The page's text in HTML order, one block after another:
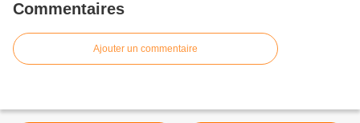
Commentaires
Ajouter un commentaire